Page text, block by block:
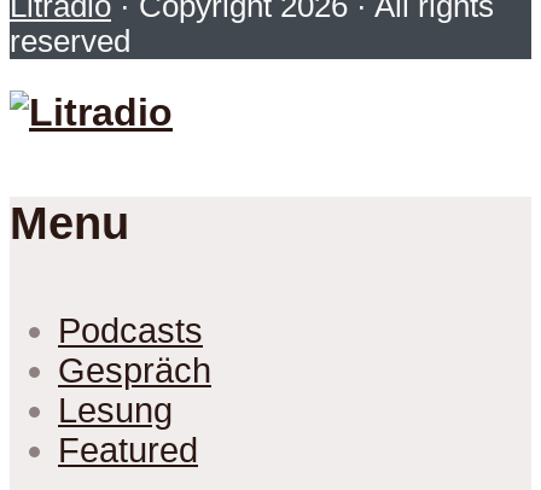
reserved
Menu
Podcasts
Gespräch
Lesung
Featured